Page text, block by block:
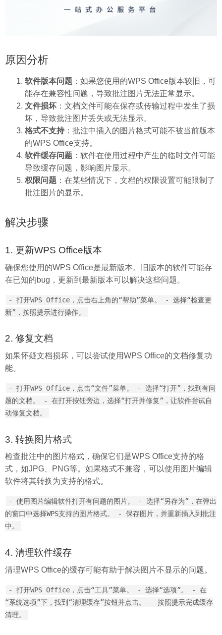
原因分析
软件版本问题 ：如果您使用的WPS Office版本较旧，可
能存在兼容性问题，导致批注图片无法正常显示。
文件损坏 ：文档文件可能在保存或传输过程中发生了损
坏，导致批注图片丢失或无法显示。
格式不支持 ：批注中插入的图片格式可能不被当前版本
的WPS Office支持。
软件缓存问题 ：软件在使用过程中产生的临时文件可能
导致缓存问题，影响图片显示。
权限问题 ：在某些情况下，文档的权限设置可能限制了
批注图片的显示。
解决步骤
1. 更新WPS Office版本
确保您使用的WPS Office是最新版本。旧版本的软件可能存
在已知的bug，更新到最新版本可以解决这些问题。
- 打开WPS Office，点击右上角的“帮助”菜单。 - 选择“检查更
新”，按照提示进行操作。
2. 修复文档
如果怀疑文档损坏，可以尝试使用WPS Office的文档修复功
能。
- 打开WPS Office，点击“文件”菜单。 - 选择“打开”，找到有问
题的文档。 - 在打开按钮旁边，选择“打开并修复”，让软件尝试自
动修复文档。
3. 转换图片格式
检查批注中的图片格式，确保它们是WPS Office支持的格
式，如JPG、PNG等。如果格式不兼容，可以使用图片编辑
软件将其转换为支持的格式。
- 使用图片编辑软件打开有问题的图片。 - 选择“另存为”，在弹出
的窗口中选择WPS支持的图片格式。 - 保存图片，并重新插入到批注
中。
4. 清理软件缓存
清理WPS Office的缓存可能有助于解决图片不显示的问题。
- 打开WPS Office，点击“工具”菜单。 - 选择“选项”。 - 在
“系统选项”下，找到“清理缓存”按钮并点击。 - 按照提示完成缓存
清理。